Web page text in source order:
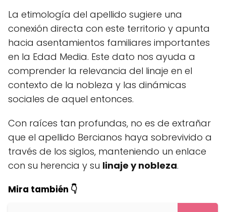
La etimología del apellido sugiere una
conexión directa con este territorio y apunta
hacia asentamientos familiares importantes
en la Edad Media. Este dato nos ayuda a
comprender la relevancia del linaje en el
contexto de la nobleza y las dinámicas
sociales de aquel entonces.
Con raíces tan profundas, no es de extrañar
que el apellido Bercianos haya sobrevivido a
través de los siglos, manteniendo un enlace
con su herencia y su linaje y nobleza.
Mira también 👇